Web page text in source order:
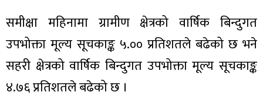
समीक्षा महिनामा ग्रामीण क्षेत्रको वार्षिक बिन्दुगत
उपभोक्ता मूल्य सूचकाङ्क ५.०० प्रतिशतले बढेको छ भने
सहरी क्षेत्रको वार्षिक बिन्दुगत उपभोक्ता मूल्य सूचकाङ्क
४.७६ प्रतिशतले बढेको छ ।